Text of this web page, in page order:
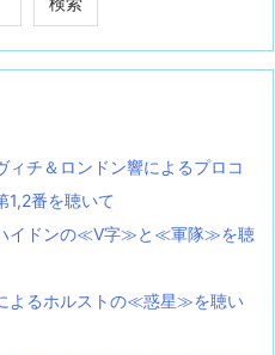
ィチ＆ロンドン響によるプロコ
1,2番を聴いて
イドンの≪V字≫と≪軍隊≫を聴
よるホルストの≪惑星≫を聴い